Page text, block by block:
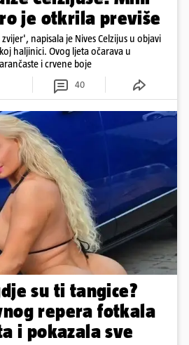
je otkrila previše
napisala je Nives Celzijus u objavi
haljinici. Ovog ljeta očarava u
i crvene boje
40
su ti tangice?
repera fotkala
i pokazala sve